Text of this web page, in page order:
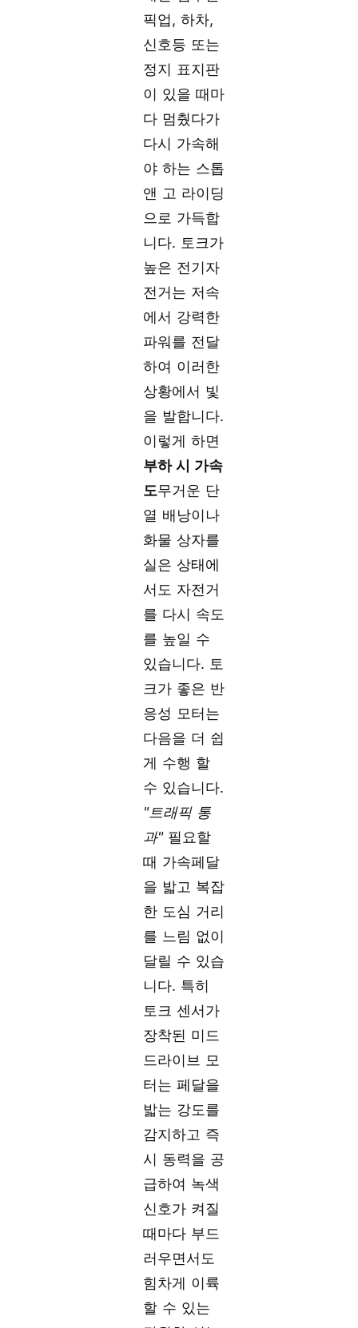
픽업, 하차,
신호등 또는
정지 표지판
이 있을 때마
다 멈췄다가
다시 가속해
야 하는 스톱
앤 고 라이딩
으로 가득합
니다. 토크가
높은 전기자
전거는 저속
에서 강력한
파워를 전달
하여 이러한
상황에서 빛
을 발합니다.
이렇게 하면
부하 시 가속
도무거운 단
열 배낭이나
화물 상자를
실은 상태에
서도 자전거
를 다시 속도
를 높일 수
있습니다. 토
크가 좋은 반
응성 모터는
다음을 더 쉽
게 수행 할
수 있습니다.
"트래픽 통
과"필요할
때 가속페달
을 밟고 복잡
한 도심 거리
를 느림 없이
달릴 수 있습
니다. 특히
토크 센서가
장착된 미드
드라이브 모
터는 페달을
밟는 강도를
감지하고 즉
시 동력을 공
급하여 녹색
신호가 켜질
때마다 부드
러우면서도
힘차게 이륙
할 수 있는